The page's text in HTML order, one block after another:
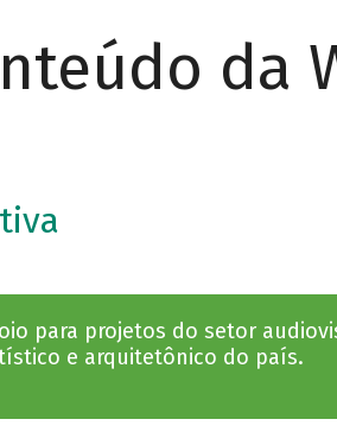
da
para projetos do setor
e arquitetônico do país.